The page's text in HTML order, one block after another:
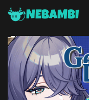
NEBAMBI